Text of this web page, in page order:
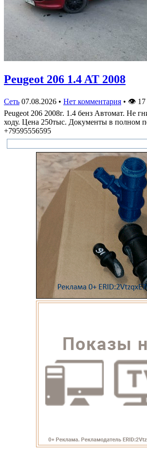
Peugeot 206 1.4 AT 2008
Сеть 07.08.2026 • Нет комментария • 👁 17
Peugeot 206 2008г. 1.4 бенз Автомат. Не
ходу. Цена 250тыс. Документы в полном
+79595556595